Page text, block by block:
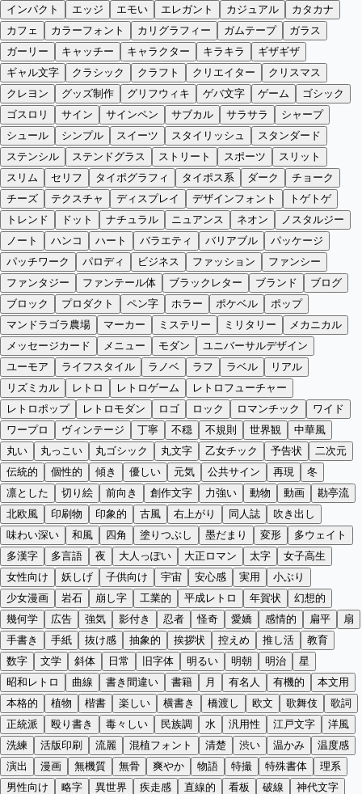
インパクト
エッジ エモい エレガント カジュアル
カタカナ
カフェ
カラーフォント カリグラフィー ガムテープ
ガラス
ガーリー
キャッチー キャラクター キラキラ
ギザギザ
ギャル文字
クラシック クラフト クリエイター
クリスマス
クレヨン
グッズ制作 グリフウィキ ゲバ文字 ゲーム
ゴシック
ゴスロリ
サイン サインペン サブカル サラサラ
シャープ
シュール
シンプル スイーツ スタイリッシュ
スタンダード
ステンシル
ステンドグラス ストリート スポーツ
スリット
スリム
セリフ タイポグラフィ タイポス系 ダーク
チョーク
チーズ
テクスチャ ディスプレイ デザインフォント
トゲトゲ
トレンド
ドット ナチュラル ニュアンス ネオン
ノスタルジー
ノート
ハンコ ハート バラエティ バリアブル
パッケージ
パッチワーク
パロディ ビジネス ファッション
ファンシー
ファンタジー
ファンテール体 ブラックレター ブランド
ブログ
ブロック
プロダクト ペン字 ホラー ポケベル
ポップ
マンドラゴラ農場
マーカー ミステリー ミリタリー
メカニカル
メッセージカード
メニュー モダン
ユニバーサルデザイン
ユーモア
ライフスタイル ラノベ ラフ ラベル
リアル
リズミカル
レトロ レトロゲーム
レトロフューチャー
レトロポップ
レトロモダン ロゴ ロック ロマンチック
ワイド
ワープロ
ヴィンテージ 丁寧 不穏 不規則 世界観
中華風
丸い
丸っこい 丸ゴシック 丸文字 乙女チック 予告状
二次元
伝統的
個性的 傾き 優しい 元気 公共サイン 再現
冬
凛とした
切り絵 前向き 創作文字 力強い 動物 動画
勘亭流
北欧風
印刷物 印象的 古風 右上がり 同人誌
吹き出し
味わい深い
和風 四角 塗りつぶし 墨だまり 変形
多ウェイト
多漢字
多言語 夜 大人っぽい 大正ロマン 太字
女子高生
女性向け
妖しげ 子供向け 宇宙 安心感 実用
小ぶり
少女漫画
岩石 崩し字 工業的 平成レトロ 年賀状
幻想的
幾何学
広告 強気 影付き 忍者 怪奇 愛嬌 感情的 扁平
扇
手書き
手紙 抜け感 抽象的 挨拶状 控えめ 推し活
教育
数字
文学 斜体 日常 旧字体 明るい 明朝 明治
星
昭和レトロ
曲線 書き間違い 書籍 月 有名人 有機的
本文用
本格的
植物 楷書 楽しい 横書き 橋渡し 欧文 歌舞伎
歌詞
正統派
殴り書き 毒々しい 民族調 水 汎用性 江戸文字
洋風
洗練
活版印刷 流麗 混植フォント 清楚 渋い 温かみ
温度感
演出
漫画 無機質 無骨 爽やか 物語 特撮 特殊書体
理系
男性向け
略字 異世界 疾走感 直線的 看板 破線
神代文字